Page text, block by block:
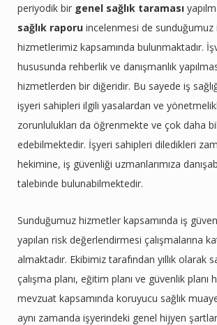
periyodik bir genel sağlık taraması
sağlık raporu incelenmesi de sunduğumuz
hizmetlerimiz kapsamında bulunmaktadır.
hususunda rehberlik ve danışmanlık
hizmetlerden bir diğeridir. Bu sayede iş
işyeri sahipleri ilgili yasalardan ve
zorunlulukları da öğrenmekte ve çok daha
edebilmektedir. İşyeri sahipleri diledikleri
hekimine, iş güvenliği uzmanlarımıza
talebinde bulunabilmektedir.
Sunduğumuz hizmetler kapsamında iş
yapılan risk değerlendirmesi çalışmalarına
almaktadır. Ekibimiz tarafından yıllık olarak
çalışma planı, eğitim planı ve güvenlik planı
mevzuat kapsamında koruyucu sağlık
aynı zamanda işyerindeki genel hijyen